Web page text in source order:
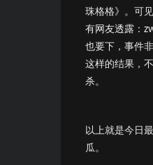
珠格格》。可
有网友透露：
也要下，事件
这样的结果，
杀。
以上就是今日
瓜。